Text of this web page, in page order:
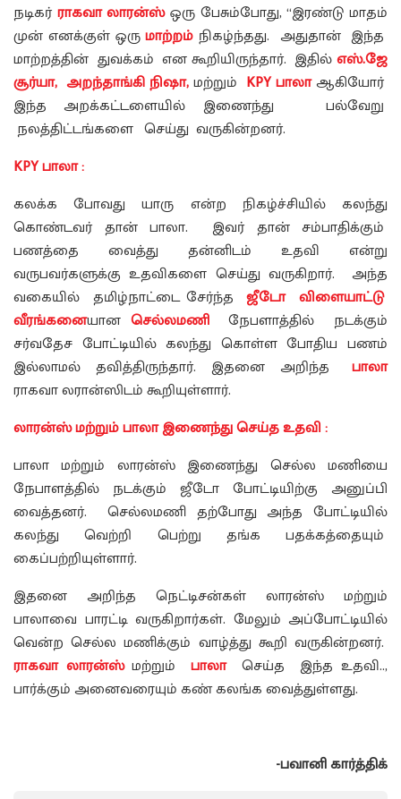
நடிகர்ராகவா லாரன்ஸ்ஒரு பேசும்போது, “இரண்டு மாதம்
முன் எனக்குள் ஒருமாற்றம் நிகழ்ந்தது. அதுதான் இந்த
மாற்றத்தின் துவக்கம் என கூறியிருந்தார். இதில்எஸ்.ஜே
சூர்யா, அறந்தாங்கி நிஷா,மற்றும் KPY பாலாஆகியோர்
இந்த அறக்கட்டளையில் இணைந்து பல்வேறு
நலத்திட்டங்களை செய்து வருகின்றனர்.
KPY பாலா :
கலக்க போவது யாரு என்ற நிகழ்ச்சியில் கலந்து
கொண்டவர் தான் பாலா. இவர் தான் சம்பாதிக்கும்
பணத்தை வைத்து தன்னிடம் உதவி என்று
வருபவர்களுக்கு உதவிகளை செய்து வருகிறார். அந்த
வகையில் தமிழ்நாட்டை சேர்ந்தஜீடோ விளையாட்டு
வீரங்கனையான செல்லமணிநேபளாத்தில் நடக்கும்
சர்வதேச போட்டியில் கலந்து கொள்ள போதிய பணம்
இல்லாமல் தவித்திருந்தார். இதனை அறிந்த பாலா
ராகவா லரான்ஸிடம் கூறியுள்ளார்.
லாரன்ஸ் மற்றும் பாலா இணைந்து செய்த உதவி :
பாலா மற்றும் லாரன்ஸ் இணைந்து செல்ல மணியை
நேபாளத்தில் நடக்கும் ஜீடோ போட்டியிற்கு அனுப்பி
வைத்தனர். செல்லமணி தற்போது அந்த போட்டியில்
கலந்து வெற்றி பெற்று தங்க பதக்கத்தையும்
கைப்பற்றியுள்ளார்.
இதனை அறிந்த நெட்டிசன்கள் லாரன்ஸ் மற்றும்
பாலாவை பாரட்டி வருகிறார்கள். மேலும் அப்போட்டியில்
வென்ற செல்ல மணிக்கும் வாழ்த்து கூறி வருகின்றனர்.
ராகவா லாரன்ஸ்மற்றும்பாலா
செய்த இந்த உதவி..,
பார்க்கும் அனைவரையும் கண் கலங்க வைத்துள்ளது.
-பவானி கார்த்திக்